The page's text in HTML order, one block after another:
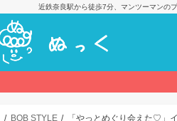
近鉄奈良駅から徒歩7分、マンツーマンの
BOB STYLE 「やっとめぐり会えた♡」